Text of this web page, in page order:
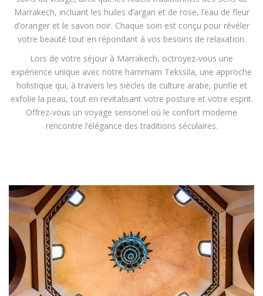
Marrakech, incluant les huiles d’argan et de rose, l’eau de fleur
d’oranger et le savon noir. Chaque soin est conçu pour révéler
votre beauté tout en répondant à vos besoins de relaxation.
Lors de votre séjour à Marrakech, octroyez-vous une
expérience unique avec notre hammam Tekssila, une approche
holistique qui, à travers les siècles de culture arabe, purifie et
exfolie la peau, tout en revitalisant votre posture et votre esprit.
Offrez-vous un voyage sensoriel où le confort moderne
rencontre l’élégance des traditions séculaires.